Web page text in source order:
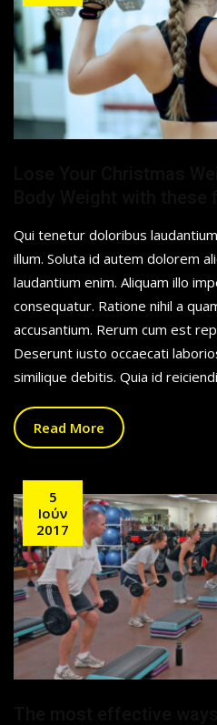
Qui tenetur doloribus
illum. Soluta id autem dolorem
laudantium enim. Aliquam illo
consequatur. Ratione nihil a
accusantium. Rerum cum est
Deserunt iusto occaecati
similique debitis. Quia id
Read More
5
Ιούν
2017